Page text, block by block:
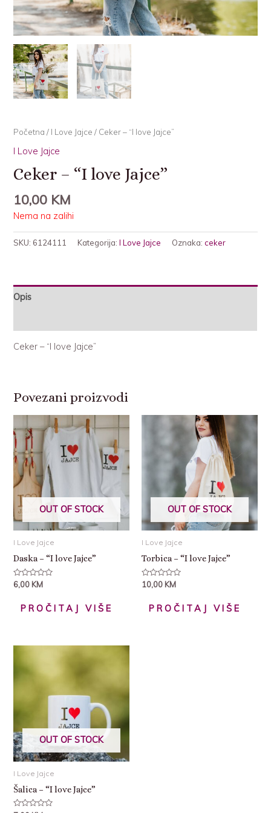
Početna / I Love Jajce / Ceker – “I love Jajce”
I Love Jajce
Ceker – “I love Jajce”
10,00 KM
Nema na zalihi
SKU: 6124111 Kategorija:I Love Jajce Oznaka:ceker
Opis
Ceker – “I love Jajce”
Povezani proizvodi
OUT OF STOCK
I Love Jajce
Daska – “I love Jajce”
Ocijenjeno
6,00 KM
PROČITAJ VIŠE
OUT OF STOCK
I Love Jajce
Torbica – “I love Jajce”
Ocijenjeno
10,00 KM
PROČITAJ VIŠE
OUT OF STOCK
I Love Jajce
Šalica – “I love Jajce”